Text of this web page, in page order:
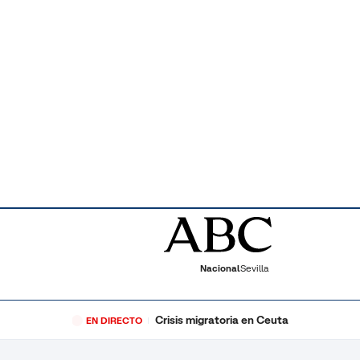
NacionalSevilla
EN DIRECTO Crisis migratoria en Ceuta